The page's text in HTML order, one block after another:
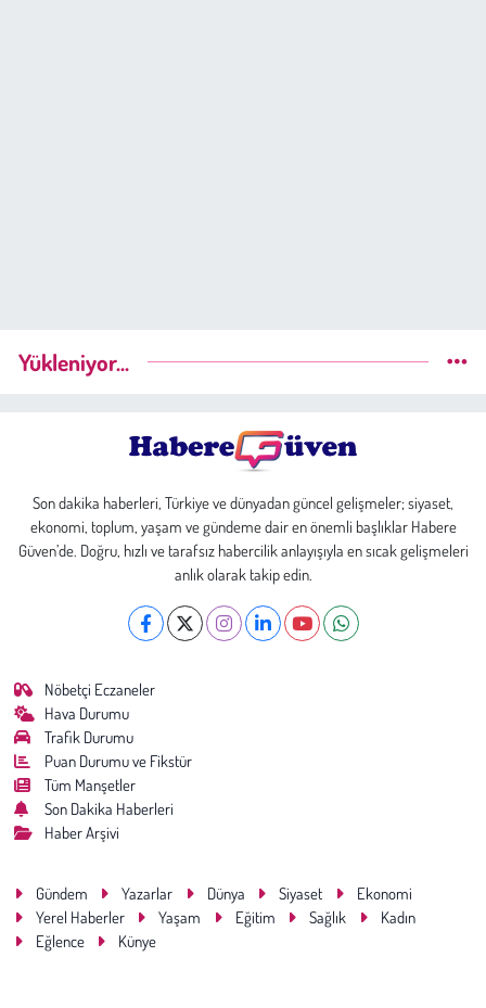
Yükleniyor...
Son dakika haberleri, Türkiye ve dünyadan güncel gelişmeler; siyaset,
ekonomi, toplum, yaşam ve gündeme dair en önemli başlıklar Habere
Güven’de. Doğru, hızlı ve tarafsız habercilik anlayışıyla en sıcak gelişmeleri
anlık olarak takip edin.
Nöbetçi Eczaneler
Hava Durumu
Trafik Durumu
Puan Durumu ve Fikstür
Tüm Manşetler
Son Dakika Haberleri
Haber Arşivi
Gündem Yazarlar Dünya Siyaset
Ekonomi
Yerel Haberler
Yaşam Eğitim Sağlık
Kadın
Eğlence
Künye